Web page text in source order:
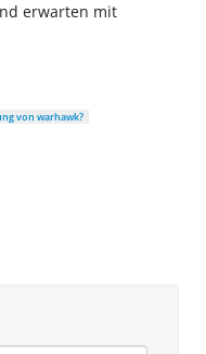
erwarten mit
von warhawk?